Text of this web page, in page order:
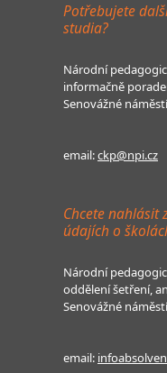
Potřebujete
studia?
Národní
informačně
Senovážné
email:ckp@npi.cz
Chcete nahlásit
údajích o
Národní
oddělení šetření,
Senovážné
email: